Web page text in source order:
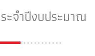
จำปีงบประมาณ